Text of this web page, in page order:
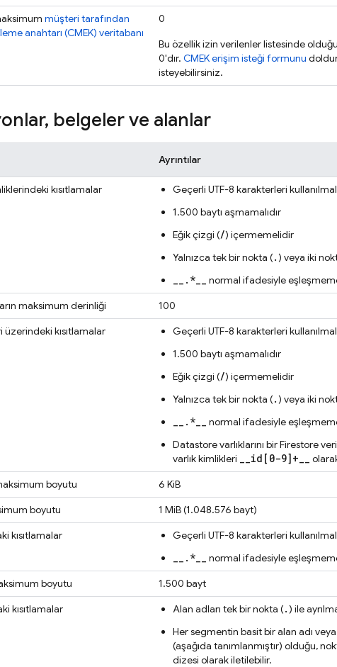
müşteri tarafından
anahtarı (CMEK) veritabanı
0
Bu özellik izin verilenler listesinde
0'dır. CMEK erişim isteği formunu
isteyebilirsiniz.
, belgeler ve alanlar
Ayrıntılar
kısıtlamalar
Geçerli UTF-8 karakterleri
1.500 baytı aşmamalıdır
Eğik çizgi (/) içermemelidir
Yalnızca tek bir nokta (.) veya iki
__.*__ normal ifadesiyle
maksimum derinliği
100
üzerindeki kısıtlamalar
Geçerli UTF-8 karakterleri
1.500 baytı aşmamalıdır
Eğik çizgi (/) içermemelidir
Yalnızca tek bir nokta (.) veya iki
__.*__ normal ifadesiyle
Datastore varlıklarını bir Firestore
varlık kimlikleri __id[0-9]+__
boyutu
6 KiB
boyutu
1 MiB (1.048.576 bayt)
kısıtlamalar
Geçerli UTF-8 karakterleri
__.*__ normal ifadesiyle
boyutu
1.500 bayt
kısıtlamalar
Alan adları tek bir nokta (.) ile
Her segmentin basit bir alan adı veya
(aşağıda tanımlanmıştır) olduğu,
dizesi olarak iletilebilir.